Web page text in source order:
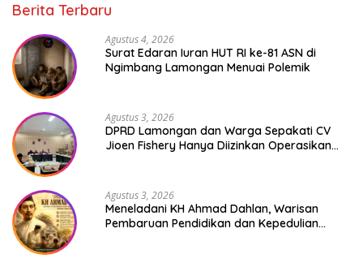
Berita Terbaru
Agustus 4, 2026
Surat Edaran Iuran HUT RI ke-81 ASN di
Ngimbang Lamongan Menuai Polemik
Agustus 3, 2026
DPRD Lamongan dan Warga Sepakati CV
Jioen Fishery Hanya Diizinkan Operasikan
Agustus 3, 2026
Meneladani KH Ahmad Dahlan, Warisan
Pembaruan Pendidikan dan Kepedulian